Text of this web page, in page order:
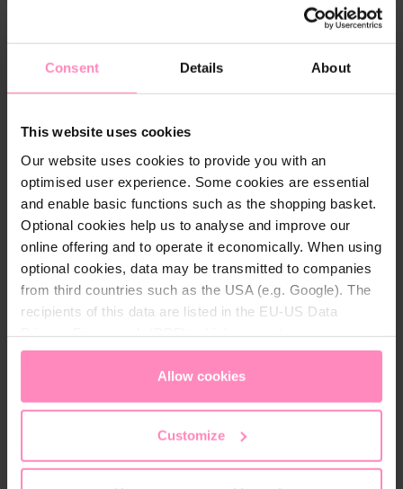
Consent Details About
This website uses cookies
Our website uses cookies to provide you with an
optimised user experience. Some cookies are essential
and enable basic functions such as the shopping basket.
Optional cookies help us to analyse and improve our
online offering and to operate it economically. When using
optional cookies, data may be transmitted to companies
from third countries such as the USA (e.g. Google). The
recipients of this data are listed in the EU-US Data
appropriate level of data protection. You canaccept all
only allow necessary cookies
access and change your chosen setting at any time in
Allow cookies
Customize
Quali agenti inquinanti si
possono filtrare dall'acqua?
Calcare*:Nelle aree con acqua dura, il calcare
è problematico perché danneggia gli
elettrodomestici.
Cloro:Utilizzato come disinfettante, il cloro
protegge dai batteri ma altera il gusto dell'acqua
potabile.
Metalli pesanti:Piombo e altri metalli pesanti
possono entrare nell'acqua potabile attraverso
la salute.
Il nostro obiettivo è fornirti non solo acqua pura,
utilizziamo una combinazione difiltrazione base,